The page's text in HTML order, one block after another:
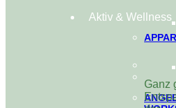
Aktiv & Wellness
Ganz